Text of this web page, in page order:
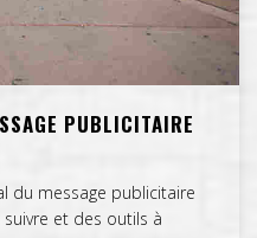
PUBLICITAIRE
du message publicitaire
et des outils à